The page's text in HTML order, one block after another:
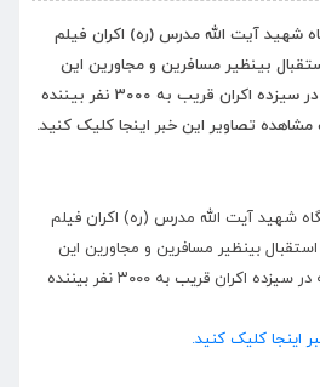
شهید آیت الله مدرس (ره) اکران فیلم
بینظیر مسافرین و مجاورین این
زیارتگاه همراه بوده است که در سیزده اکران قریب به ۳۰۰۰ نفر بیننده
تصاویر این خبر اینجا کلیک کنید.
شهید آیت الله مدرس (ره) اکران فیلم
بینظیر مسافرین و مجاورین این
زیارتگاه همراه بوده است که در سیزده اکران قریب به ۳۰۰۰ نفر بیننده
اینجا کلیک کنید.